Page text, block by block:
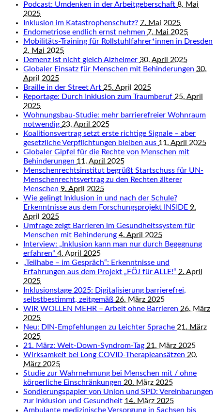
Podcast: Umdenken in der Arbeitgeberschaft 8. Mai
2025
Inklusion im Katastrophenschutz? 7. Mai 2025
Endometriose endlich ernst nehmen 7. Mai 2025
Mobilitäts-Training für Rollstuhlfahrer*innen in Dresden
2. Mai 2025
Demenz ist nicht gleich Alzheimer 30. April 2025
Globaler Einsatz für Menschen mit Behinderungen 30.
April 2025
Braille in der Street Art 25. April 2025
Reportage: Durch Inklusion zum Traumberuf 25. April
2025
Wohnungsbau-Studie: mehr barrierefreier Wohnraum
notwendig 23. April 2025
Koalitionsvertrag setzt erste richtige Signale – aber
gesetzliche Verpflichtungen bleiben aus 11. April 2025
Globaler Gipfel für die Rechte von Menschen mit
Behinderungen 11. April 2025
Menschenrechtsinstitut begrüßt Startschuss für UN-
Menschenrechtsvertrag zu den Rechten älterer
Menschen 9. April 2025
Wie gelingt Inklusion in und nach der Schule?
Erkenntnisse aus dem Forschungsprojekt INSIDE 9.
April 2025
Umfrage zeigt Barrieren im Gesundheitssystem für
Menschen mit Behinderung 4. April 2025
Interview: „Inklusion kann man nur durch Begegnung
erfahren“ 4. April 2025
„Teilhabe – im Gespräch“: Erkenntnisse und
Erfahrungen aus dem Projekt „FÖJ für ALLE!“ 2. April
2025
Inklusionstage 2025: Digitalisierung barrierefrei,
selbstbestimmt, zeitgemäß 26. März 2025
WIR WOLLEN MEHR – Arbeit ohne Barrieren 26. März
2025
Neu: DIN-Empfehlungen zu Leichter Sprache 21. März
2025
21. März: Welt-Down-Syndrom-Tag 21. März 2025
Wirksamkeit bei Long COVID-Therapieansätzen 20.
März 2025
Studie zur Wahrnehmung bei Menschen mit / ohne
körperliche Einschränkungen 20. März 2025
Sondierungspapier von Union und SPD: Vereinbarungen
zur Inklusion und Gesundheit 14. März 2025
Ambulante medizinische Versorgung in Sachsen bis